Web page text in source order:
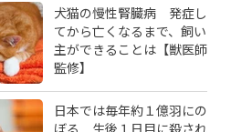
犬猫の慢性腎臓病 発症し
てから亡くなるまで、飼い
主ができることは【獣医師
監修】
日本では毎年約１億羽にの
ぼる 生後１日目に殺され